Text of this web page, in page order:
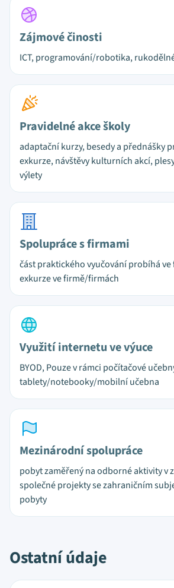
Zájmové činosti
ICT, programování/robotika,
Pravidelné akce školy
adaptační kurzy, besedy a přednášky
exkurze, návštěvy kulturních akcí,
výlety
Spolupráce s firmami
část praktického vyučování probíhá
exkurze ve firmě/firmách
Využití internetu ve výuce
BYOD, Pouze v rámci počítačové
tablety/notebooky/mobilní učebna
Mezinárodní spolupráce
pobyt zaměřený na odborné aktivity v
společné projekty se zahraničním
pobyty
Ostatní údaje